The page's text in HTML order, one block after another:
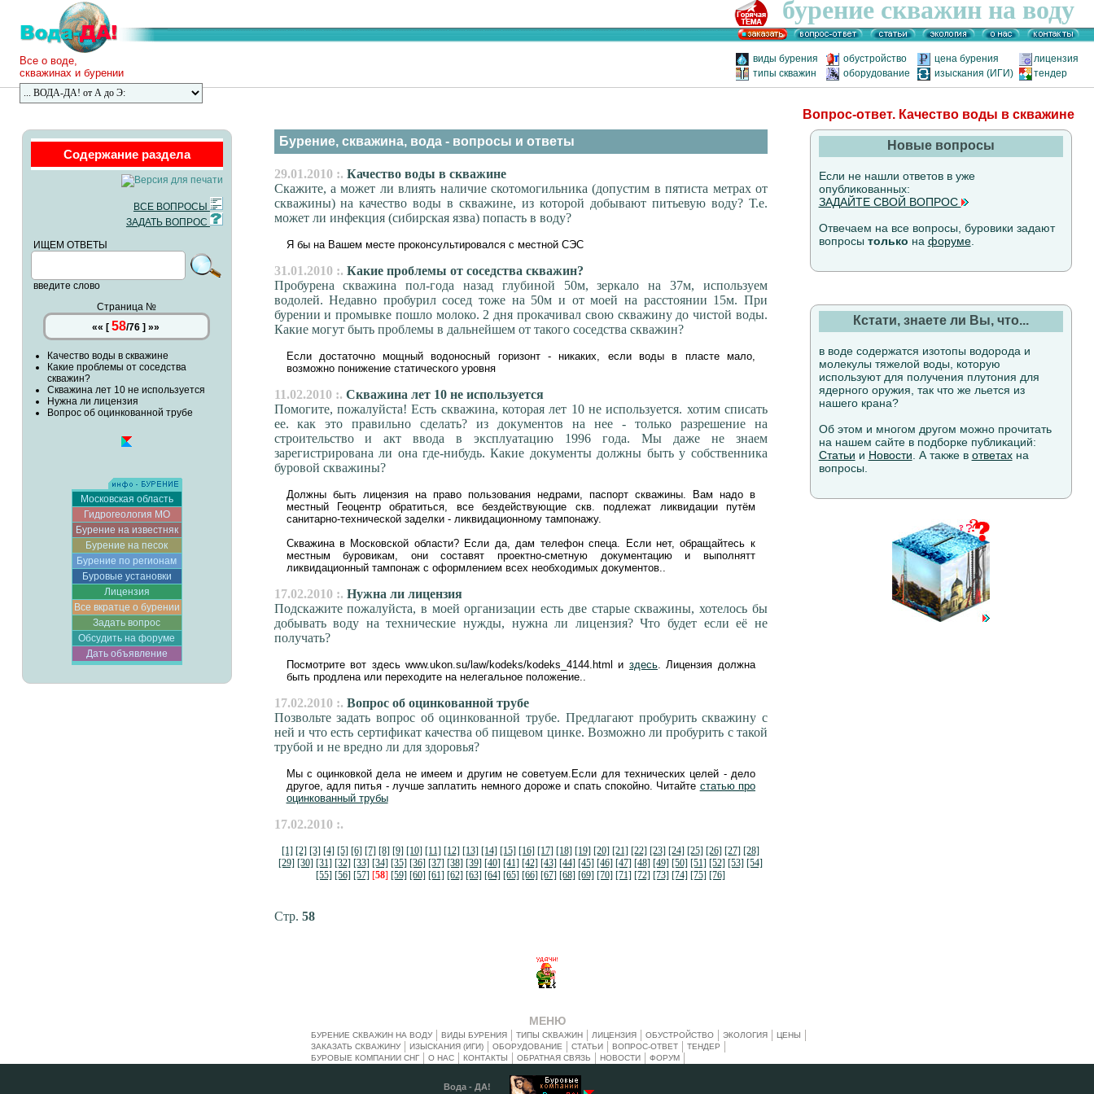
бурение скважин на воду
виды бурения обустройство цена бурения
лицензия
типы скважин
оборудование изыскания (ИГИ) тендер
Все о воде,
скважинах и бурении
Вопрос-ответ. Качество воды в скважине
Содержание раздела
ВСЕ ВОПРОСЫ
ЗАДАТЬ ВОПРОС
ИЩЕМ ОТВЕТЫ
введите слово
Страница №
«« [ 58/76] »»
Качество воды в скважине
Какие проблемы от соседства
скважин?
Cкважина лет 10 не используется
Нужна ли лицензия
Вопрос об оцинкованной трубе
Московская область
Гидрогеология МО
Бурение на известняк
Бурение на песок
Бурение по регионам
Буровые установки
Лицензия
Все вкратце о бурении
Задать вопрос
Обсудить на форуме
Дать объявление
Бурение, скважина, вода - вопросы и ответы
29.01.2010 :. Качество воды в скважине
Скажите, а может ли влиять наличие скотомогильника (допустим в пятиста метрах от
скважины) на качество воды в скважине, из которой добывают питьевую воду? Т.е.
может ли инфекция (сибирская язва) попасть в воду?
Я бы на Вашем месте проконсультировался с местной СЭС
31.01.2010 :. Какие проблемы от соседства скважин?
Пробурена скважина пол-года назад глубиной 50м, зеркало на 37м, используем
водолей. Недавно пробурил сосед тоже на 50м и от моей на расстоянии 15м. При
бурении и промывке пошло молоко. 2 дня прокачивал свою скважину до чистой воды.
Какие могут быть проблемы в дальнейшем от такого соседства скважин?
Если достаточно мощный водоносный горизонт - никаких, если воды в пласте мало,
возможно понижение статического уровня
11.02.2010 :. Cкважина лет 10 не используется
Помогите, пожалуйста! Есть скважина, которая лет 10 не используется. хотим списать
ее. как это правильно сделать? из документов на нее - только разрешение на
строительство и акт ввода в эксплуатацию 1996 года. Мы даже не знаем
зарегистрирована ли она где-нибудь. Какие документы должны быть у собственника
буровой скважины?
Должны быть лицензия на право пользования недрами, паспорт скважины. Вам надо в
местный Геоцентр обратиться, все бездействующие скв. подлежат ликвидации путём
санитарно-технической заделки - ликвидационному тампонажу.
Скважина в Московской области? Если да, дам телефон спеца. Если нет, обращайтесь к
местным буровикам, они составят проектно-сметную документацию и выполнятт
ликвидационный тампонаж с оформлением всех необходимых документов..
17.02.2010 :. Нужна ли лицензия
Подскажите пожалуйста, в моей организации есть две старые скважины, хотелось бы
добывать воду на технические нужды, нужна ли лицензия? Что будет если её не
получать?
Посмотрите вот здесь www.ukon.su/law/kodeks/kodeks_4144.html и здесь. Лицензия должна
быть продлена или переходите на нелегальное положение..
17.02.2010 :. Вопрос об оцинкованной трубе
Позвольте задать вопрос об оцинкованной трубе. Предлагают пробурить скважину с
ней и что есть сертификат качества об пищевом цинке. Возможно ли пробурить с такой
трубой и не вредно ли для здоровья?
Мы с оцинковкой дела не имеем и другим не советуем.Если для технических целей - дело
другое, адля питья - лучше заплатить немного дороже и спать спокойно. Читайте статью про
оцинкованный трубы
17.02.2010 :.
[1] [2] [3] [4] [5] [6] [7] [8] [9] [10] [11] [12] [13] [14] [15] [16] [17] [18] [19] [20] [21] [22] [23] [24] [25] [26] [27] [28]
[29] [30] [31] [32] [33] [34] [35] [36] [37] [38] [39] [40] [41] [42] [43] [44] [45] [46] [47] [48] [49] [50] [51] [52] [53] [54]
[55] [56] [57] [58] [59] [60] [61] [62] [63] [64] [65] [66] [67] [68] [69] [70] [71] [72] [73] [74] [75] [76]
Стр. 58
Новые вопросы
Если не нашли ответов в уже
опубликованных:
ЗАДАЙТЕ СВОЙ ВОПРОС
Отвечаем на все вопросы, буровики задают
вопросы только на форуме.
Кстати, знаете ли Вы, что...
в воде содержатся изотопы водорода и
молекулы тяжелой воды, которую
используют для получения плутония для
ядерного оружия, так что же льется из
нашего крана?
Об этом и многом другом можно прочитать
на нашем сайте в подборке публикаций:
Статьи и Новости . А также в ответахна
вопросы.
МЕНЮ
БУРЕНИЕ СКВАЖИН НА ВОДУ ВИДЫ БУРЕНИЯ ТИПЫ СКВАЖИН ЛИЦЕНЗИЯ ОБУСТРОЙСТВО ЭКОЛОГИЯ
ЦЕНЫ
ЗАКАЗАТЬ СКВАЖИНУ
ИЗЫСКАНИЯ (ИГИ) ОБОРУДОВАНИЕ СТАТЬИ ВОПРОС-ОТВЕТ
ТЕНДЕР
БУРОВЫЕ КОМПАНИИ СНГ
О НАС КОНТАКТЫ ОБРАТНАЯ СВЯЗЬ НОВОСТИ ФОРУМ
Вода - ДА!